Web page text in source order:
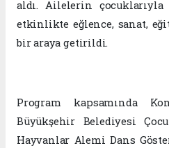
aldı. Ailelerin
etkinlikte eğlence, sanat,
bir araya getirildi.
Program kapsamında
Büyükşehir Belediyesi
Hayvanlar Alemi Dans